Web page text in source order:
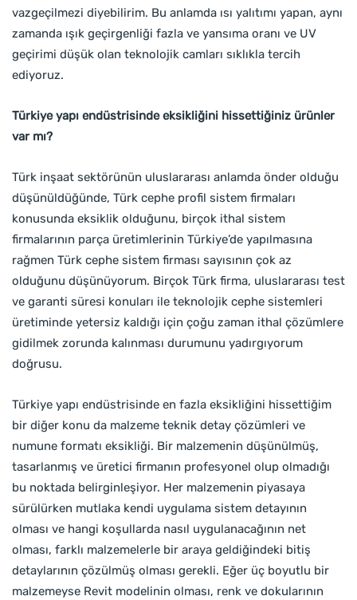
vazgeçilmezi diyebilirim. Bu anlamda ısı yalıtımı yapan, aynı
zamanda ışık geçirgenliği fazla ve yansıma oranı ve UV
geçirimi düşük olan teknolojik camları sıklıkla tercih
ediyoruz.
Türkiye yapı endüstrisinde eksikliğini hissettiğiniz ürünler
var mı?
Türk inşaat sektörünün uluslararası anlamda önder olduğu
düşünüldüğünde, Türk cephe profil sistem firmaları
konusunda eksiklik olduğunu, birçok ithal sistem
firmalarının parça üretimlerinin Türkiye’de yapılmasına
rağmen Türk cephe sistem firması sayısının çok az
olduğunu düşünüyorum. Birçok Türk firma, uluslararası test
ve garanti süresi konuları ile teknolojik cephe sistemleri
üretiminde yetersiz kaldığı için çoğu zaman ithal çözümlere
gidilmek zorunda kalınması durumunu yadırgıyorum
doğrusu.
Türkiye yapı endüstrisinde en fazla eksikliğini hissettiğim
bir diğer konu da malzeme teknik detay çözümleri ve
numune formatı eksikliği. Bir malzemenin düşünülmüş,
tasarlanmış ve üretici firmanın profesyonel olup olmadığı
bu noktada belirginleşiyor. Her malzemenin piyasaya
sürülürken mutlaka kendi uygulama sistem detayının
olması ve hangi koşullarda nasıl uygulanacağının net
olması, farklı malzemelerle bir araya geldiğindeki bitiş
detaylarının çözülmüş olması gerekli. Eğer üç boyutlu bir
malzemeyse Revit modelinin olması, renk ve dokularının